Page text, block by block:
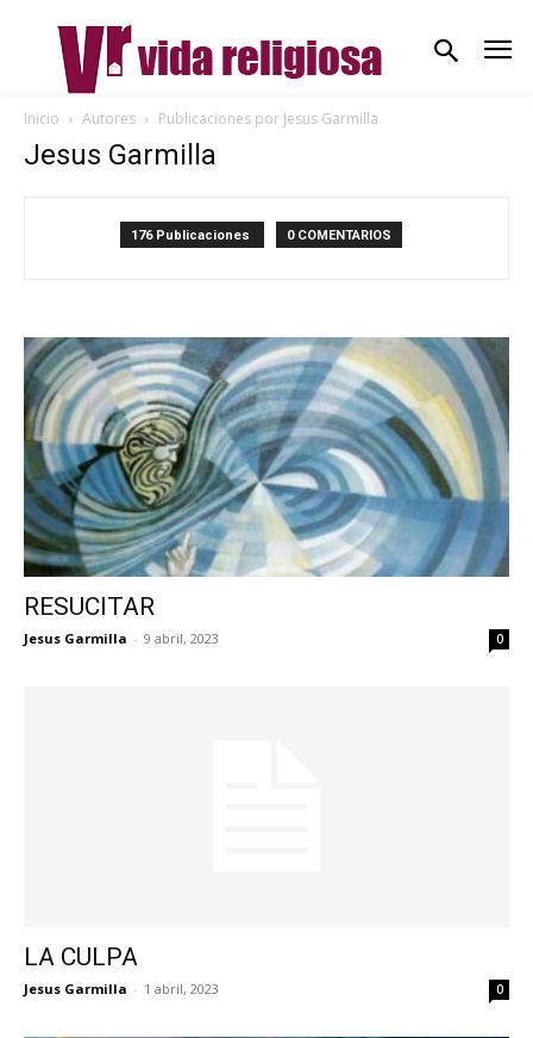
Inicio Autores Publicaciones por Jesus Garmilla
Jesus Garmilla
176 Publicaciones 0 COMENTARIOS
RESUCITAR
Jesus Garmilla - 9 abril, 2023 0
LA CULPA
Jesus Garmilla - 1 abril, 2023 0